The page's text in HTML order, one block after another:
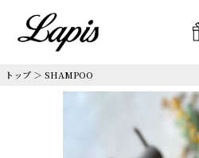
トップ ＞ SHAMPOO